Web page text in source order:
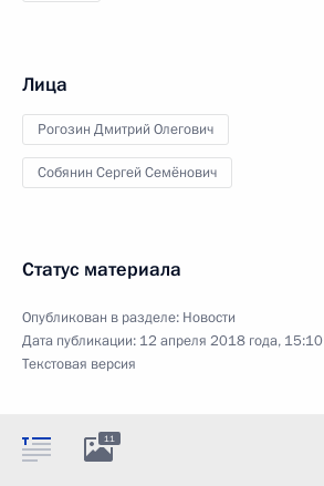
Лица
Рогозин Дмитрий Олегович
Собянин Сергей Семёнович
Статус материала
Опубликован в разделе: Новости
Дата публикации: 12 апреля 2018 года, 15:10
Текстовая версия
11